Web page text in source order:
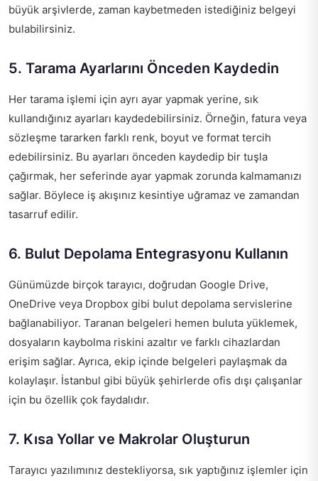
büyük arşivlerde, zaman kaybetmeden istediğiniz belgeyi
bulabilirsiniz.
5. Tarama Ayarlarını Önceden Kaydedin
Her tarama işlemi için ayrı ayar yapmak yerine, sık
kullandığınız ayarları kaydedebilirsiniz. Örneğin, fatura veya
sözleşme tararken farklı renk, boyut ve format tercih
edebilirsiniz. Bu ayarları önceden kaydedip bir tuşla
çağırmak, her seferinde ayar yapmak zorunda kalmamanızı
sağlar. Böylece iş akışınız kesintiye uğramaz ve zamandan
tasarruf edilir.
6. Bulut Depolama Entegrasyonu Kullanın
Günümüzde birçok tarayıcı, doğrudan Google Drive,
OneDrive veya Dropbox gibi bulut depolama servislerine
bağlanabiliyor. Taranan belgeleri hemen buluta yüklemek,
dosyaların kaybolma riskini azaltır ve farklı cihazlardan
erişim sağlar. Ayrıca, ekip içinde belgeleri paylaşmak da
kolaylaşır. İstanbul gibi büyük şehirlerde ofis dışı çalışanlar
için bu özellik çok faydalıdır.
7. Kısa Yollar ve Makrolar Oluşturun
Tarayıcı yazılımınız destekliyorsa, sık yaptığınız işlemler için